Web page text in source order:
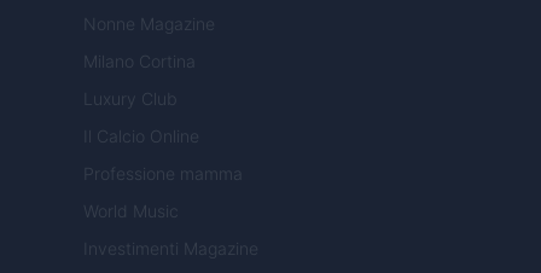
Nonne Magazine
Milano Cortina
Luxury Club
Il Calcio Online
Professione mamma
World Music
Investimenti Magazine